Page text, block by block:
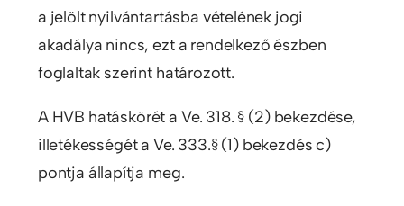
a jelölt nyilvántartásba vételének jogi
akadálya nincs, ezt a rendelkező észben
foglaltak szerint határozott.
A HVB hatáskörét a Ve. 318. § (2) bekezdése,
illetékességét a Ve. 333.§ (1) bekezdés c)
pontja állapítja meg.